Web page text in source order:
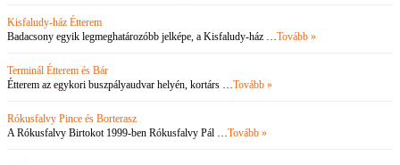
Kisfaludy-ház Étterem
Badacsony egyik legmeghatározóbb jelképe, a Kisfaludy-ház …Tovább »
Terminál Étterem és Bár
Étterem az egykori buszpályaudvar helyén, kortárs …Tovább »
Rókusfalvy Pince és Borterasz
A Rókusfalvy Birtokot 1999-ben Rókusfalvy Pál …Tovább »